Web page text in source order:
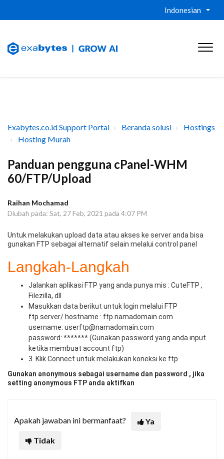
Indonesian
Exabytes.co.id Support Portal Beranda solusi
Hostings
Hosting Murah
Panduan pengguna cPanel-WHM
60/FTP/Upload
Raihan Mochamad
Diubah pada: Sat, 27 Feb, 2021 pada 4:07 PM
Untuk melakukan upload data atau akses ke server anda bisa
gunakan FTP sebagai alternatif selain melalui control panel
Langkah-Langkah
Jalankan aplikasi FTP yang anda punya mis : CuteFTP ,
Filezilla, dll
Masukkan data berikut untuk login melalui FTP
ftp server/ hostname : ftp.namadomain.com
username: userftp@namadomain.com
password: ******* (Gunakan password yang anda input
ketika membuat account ftp)
3. Klik Connect untuk melakukan koneksi ke ftp
Gunakan anonymous sebagai username dan password , jika
setting anonymous FTP anda aktifkan
Apakah jawaban ini bermanfaat?
Ya
Tidak